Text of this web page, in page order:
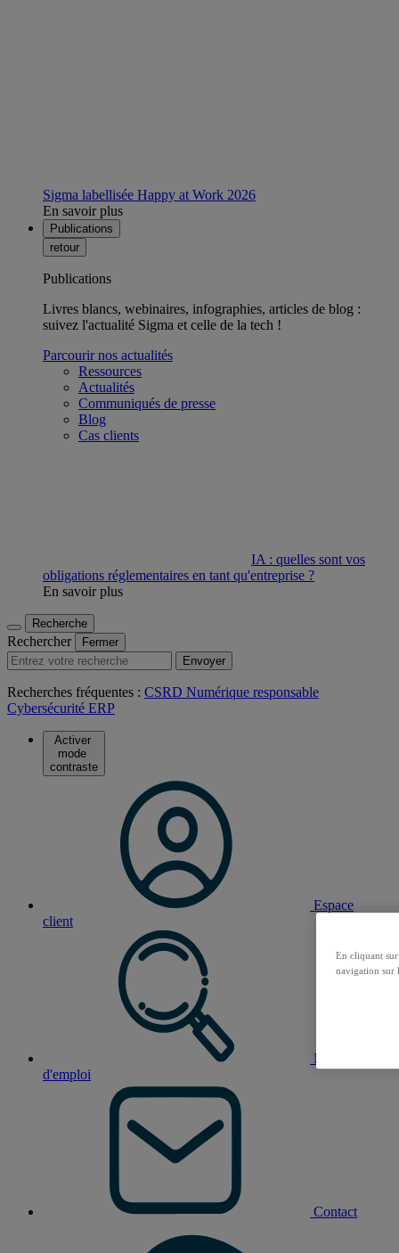
Sigma labellisée Happy at Work 2026
En savoir plus
Publications
retour
Publications
Livres blancs, webinaires, infographies, articles de blog :
suivez l'actualité Sigma et celle de la tech !
Parcourir nos actualités
Ressources
Actualités
Communiqués de presse
Blog
Cas clients
IA : quelles sont vos
obligations réglementaires en tant qu'entreprise ?
En savoir plus
Recherche
Rechercher
Fermer
Envoyer
Recherches fréquentes : CSRD Numérique responsable
Cybersécurité ERP
Activer
mode
contraste
Espace
client
Nos offres
d'emploi
Contact
En cliquant
navigation sur